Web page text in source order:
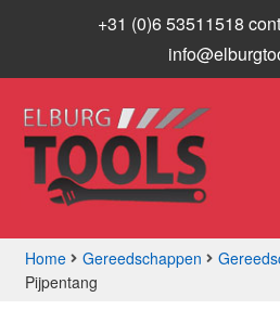
+31 (0)6 53511518
Ga
door
naar
navigatie
Ga
naar
inhoud
Assortiment
Home Gereedschappen
Pijpentang